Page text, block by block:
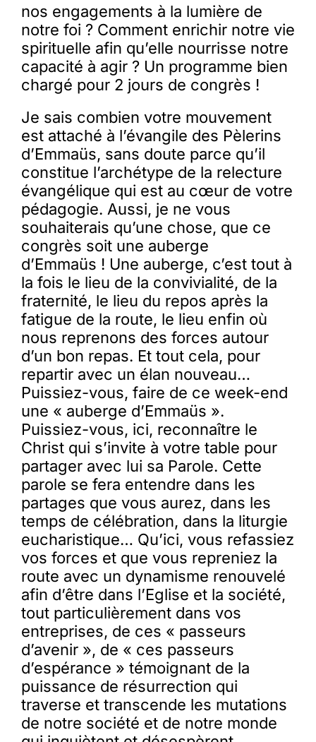
nos engagements à la lumière de
notre foi ? Comment enrichir notre vie
spirituelle afin qu’elle nourrisse notre
capacité à agir ? Un programme bien
chargé pour 2 jours de congrès !
Je sais combien votre mouvement
est attaché à l’évangile des Pèlerins
d’Emmaüs, sans doute parce qu’il
constitue l’archétype de la relecture
évangélique qui est au cœur de votre
pédagogie. Aussi, je ne vous
souhaiterais qu’une chose, que ce
congrès soit une auberge
d’Emmaüs ! Une auberge, c’est tout à
la fois le lieu de la convivialité, de la
fraternité, le lieu du repos après la
fatigue de la route, le lieu enfin où
nous reprenons des forces autour
d’un bon repas. Et tout cela, pour
repartir avec un élan nouveau…
Puissiez-vous, faire de ce week-end
une « auberge d’Emmaüs ».
Puissiez-vous, ici, reconnaître le
Christ qui s’invite à votre table pour
partager avec lui sa Parole. Cette
parole se fera entendre dans les
partages que vous aurez, dans les
temps de célébration, dans la liturgie
eucharistique… Qu’ici, vous refassiez
vos forces et que vous repreniez la
route avec un dynamisme renouvelé
afin d’être dans l’Eglise et la société,
tout particulièrement dans vos
entreprises, de ces « passeurs
d’avenir », de « ces passeurs
d’espérance » témoignant de la
puissance de résurrection qui
traverse et transcende les mutations
de notre société et de notre monde